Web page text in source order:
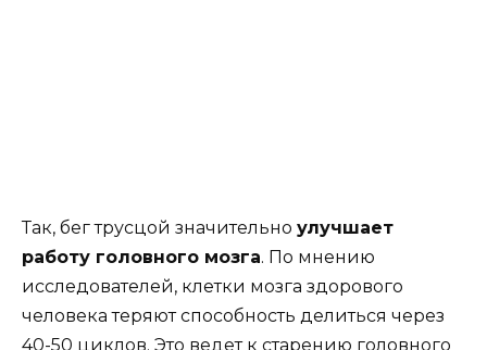
Так, бег трусцой значительно улучшает
работу головного мозга. По мнению
исследователей, клетки мозга здорового
человека теряют способность делиться через
40-50 циклов. Это ведет к старению головного